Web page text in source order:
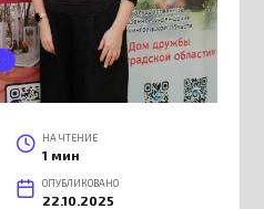
НА ЧТЕНИЕ
1 мин
ОПУБЛИКОВАНО
22.10.2025